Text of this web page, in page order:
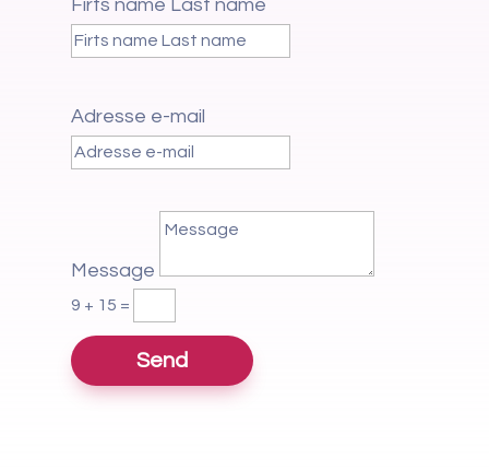
Firts name Last name
Adresse e-mail
Message
9 + 15 =
Send